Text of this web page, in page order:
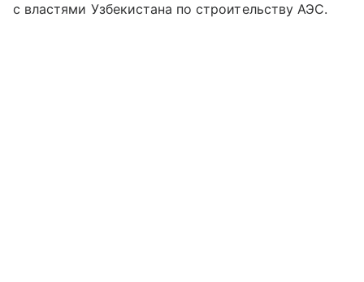
с властями Узбекистана по строительству АЭС.